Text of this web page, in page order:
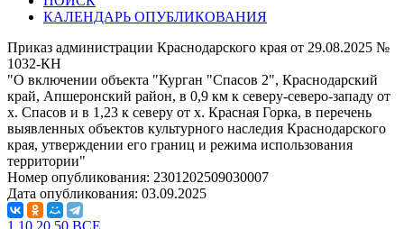
КАЛЕНДАРЬ ОПУБЛИКОВАНИЯ
Приказ администрации Краснодарского края от 29.08.2025 №
1032-КН
"О включении объекта "Курган "Спасов 2", Краснодарский
край, Апшеронский район, в 0,9 км к северу-северо-западу от
х. Спасов и в 1,23 к северу от х. Красная Горка, в перечень
выявленных объектов культурного наследия Краснодарского
края, утверждении его границ и режима использования
территории"
Номер опубликования: 2301202509030007
Дата опубликования: 03.09.2025
1 10 20 50 ВСЕ